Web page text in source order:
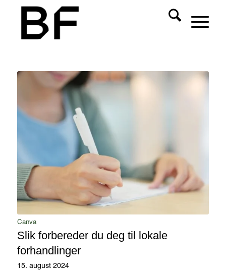
Canva
Slik forbereder du deg til lokale
forhandlinger
15. august 2024